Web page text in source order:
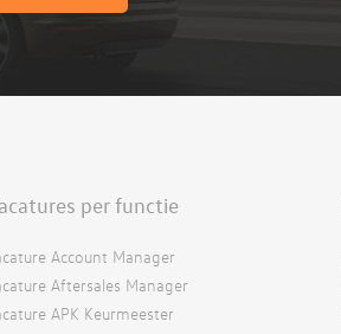
per functie
Account Manager
Aftersales Manager
APK Keurmeester